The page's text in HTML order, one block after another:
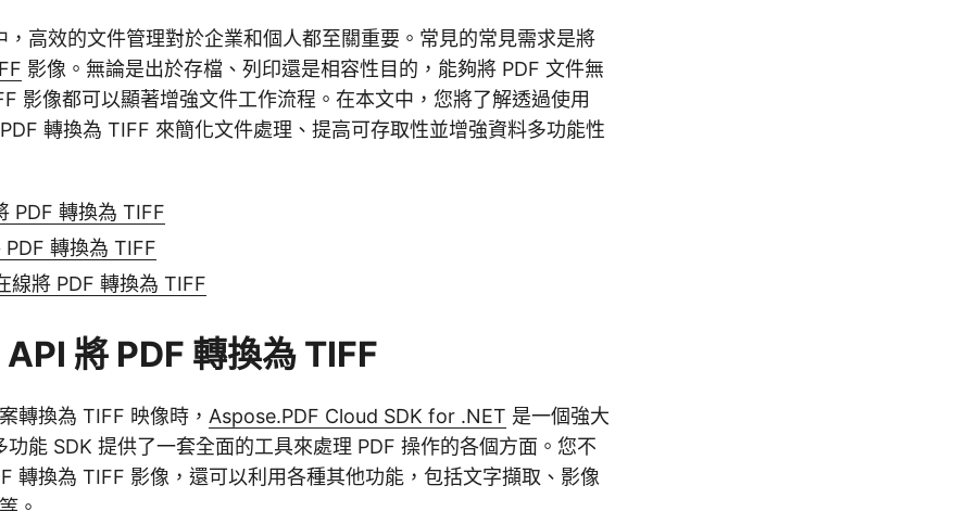
，高效的文件管理對於企業和個人都至關重要。常見的常見需求是將
影像。無論是出於存檔、列印還是相容性目的，能夠將 PDF 文件無
影像都可以顯著增強文件工作流程。在本文中，您將了解透過使用
轉換為 TIFF 來簡化文件處理、提高可存取性並增強資料多功能性
PDF 轉換為 TIFF
轉換為 TIFF
線將 PDF 轉換為 TIFF
將 PDF 轉換為 TIFF
轉換為 TIFF 映像時， Aspose.PDF Cloud SDK for .NET 是一個強大
功能 SDK 提供了一套全面的工具來處理 PDF 操作的各個方面。您不
轉換為 TIFF 影像，還可以利用各種其他功能，包括文字擷取、影像